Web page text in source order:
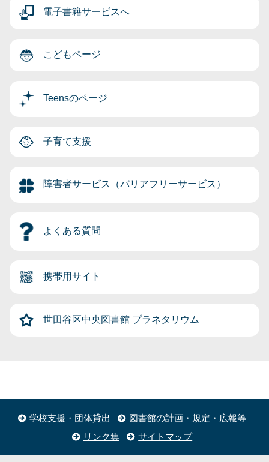
電子書籍サービスへ
こどもページ
Teensのページ
子育て支援
障害者サービス（バリアフリーサービス）
よくある質問
携帯用サイト
世田谷区中央図書館 プラネタリウム
学校支援・団体貸出
図書館の計画・規定・広報等
リンク集
サイトマップ